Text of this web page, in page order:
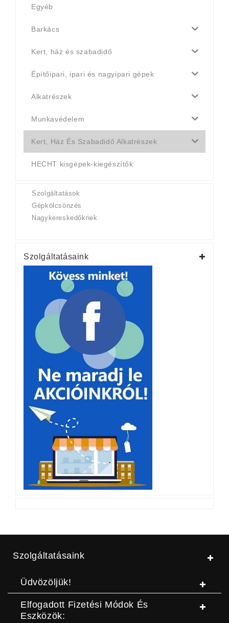
Egyéb
Barkács
Kert, ház és szabadidő
Építőipari, ipari és nagyipari gépek
Alkatrészek
Munkavédelem
Kert, Ház És Szabadidő Alkatrészek
HECHT kisgépek-kiegészítők
Szolgáltatások
Gépkölcsönzés
Nagykereskedőknek
Szolgáltatásaink
Szolgáltatásaink
Üdvözöljük!
Elfogadott Fizetési Módok És
Eszközök: